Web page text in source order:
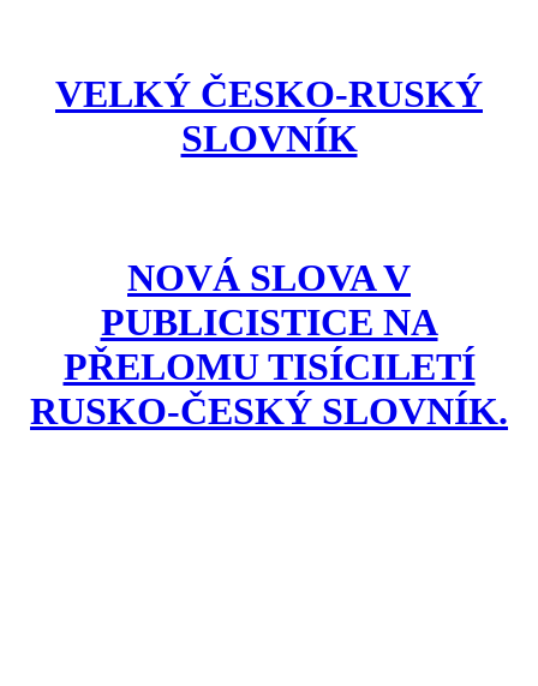
VELKÝ ČESKO-RUSKÝ
SLOVNÍK
NOVÁ SLOVA V
PUBLICISTICE NA
PŘELOMU TISÍCILETÍ
RUSKO-ČESKÝ SLOVNÍK.